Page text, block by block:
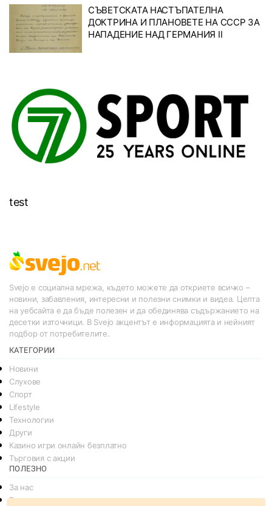
СЪВЕТСКАТА НАСТЪПАТЕЛНА
ДОКТРИНА И ПЛАНОВЕТЕ НА СССР ЗА
НАПАДЕНИЕ НАД ГЕРМАНИЯ II
test
Svejo е социална мрежа, където можете да откриете всичко –
новини, забавления, интересни и полезни снимки и видеа. Целта
на уебсайта е да бъде полезен и да обединява съдържанието на
десетки източници. В Svejo акцентът е информацията и нейният
подбор от потребителите.
КАТЕГОРИИ
Новини
Слухове
Спорт
Lifestyle
Технологии
Други
Казино игри онлайн безплатно
Търговия с акции
ПОЛЕЗНО
За нас
Реклама